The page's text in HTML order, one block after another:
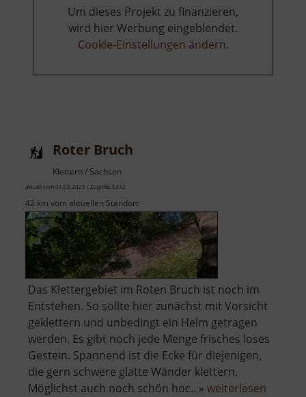
Um dieses Projekt zu finanzieren,
wird hier Werbung eingeblendet.
Cookie-Einstellungen ändern.
Roter Bruch
Klettern / Sachsen
aktuell vom 01.03.2025 / Zugriffe: 5372
42 km vom aktuellen Standort
Das Klettergebiet im Roten Bruch ist noch im
Entstehen. So sollte hier zunächst mit Vorsicht
geklettern und unbedingt ein Helm getragen
werden. Es gibt noch jede Menge frisches loses
Gestein. Spannend ist die Ecke für diejenigen,
die gern schwere glatte Wänder klettern.
Möglichst auch noch schön hoc.. » weiterlesen